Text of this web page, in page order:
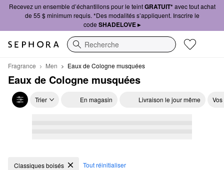
Recevez un ensemble d’échantillons pour le teintGRATUIT*avec tout achat
de 55 $ minimum requis. *Des modalités s’appliquent. Inscrire le
code SHADELOVE ▸
Recherche
Fragrance Men Eaux de Cologne musquées
Eaux de Cologne musquées
Trier En magasin Livraison le jour même
Eaux de Cologne musquées
Classiques boisés Tout réinitialiser